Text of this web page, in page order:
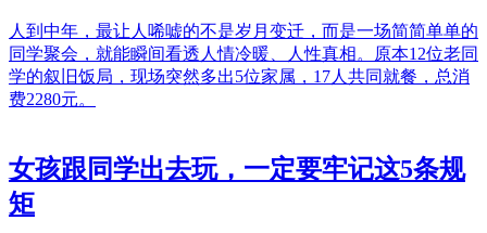
人到中年，最让人唏嘘的不是岁月变迁，而是一场简简单单的
同学聚会，就能瞬间看透人情冷暖、人性真相。原本12位老同
学的叙旧饭局，现场突然多出5位家属，17人共同就餐，总消
费2280元。
女孩跟同学出去玩，一定要牢记这5条规
矩